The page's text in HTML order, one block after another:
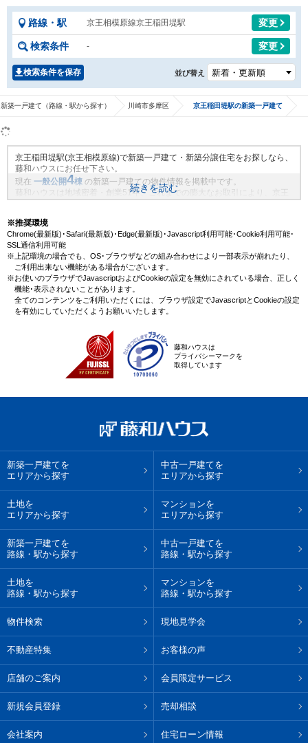
路線・駅 京王相模原線京王稲田堤駅 変更
検索条件 - 変更
検索条件を保存 並び替え
新築一戸建て（路線・駅から探す） 川崎市多摩区 京王稲田堤駅の新築一戸建て
京王稲田堤駅(京王相模原線)で新築一戸建て・新築分譲住宅をお探しなら、
藤和ハウスにお任せ下さい。
現在 一般公開4棟 の新築一戸建ての物件情報を掲載中です。
藤和ハウスは地域密着・創業51年、これまでの膨大なお取引により、京王
か？
続きを読む
※推奨環境
Chrome(最新版)･Safari(最新版)･Edge(最新版)･Javascript利用可能･Cookie利用可能･
SSL通信利用可能
※上記環境の場合でも、OS･ブラウザなどの組み合わせにより一部表示が崩れたり、
ご利用出来ない機能がある場合がございます。
※お使いのブラウザでJavascriptおよびCookieの設定を無効にされている場合、正しく
機能･表示されないことがあります。
全てのコンテンツをご利用いただくには、ブラウザ設定でJavascriptとCookieの設定
を有効にしていただくようお願いいたします。
藤和ハウスは
プライバシーマークを
取得しています
新築一戸建てを
エリアから探す
中古一戸建てを
エリアから探す
土地を
エリアから探す
マンションを
エリアから探す
新築一戸建てを
路線・駅から探す
中古一戸建てを
路線・駅から探す
土地を
路線・駅から探す
マンションを
路線・駅から探す
物件検索 現地見学会
不動産特集 お客様の声
店舗のご案内 会員限定サービス
新規会員登録 売却相談
会社案内 住宅ローン情報